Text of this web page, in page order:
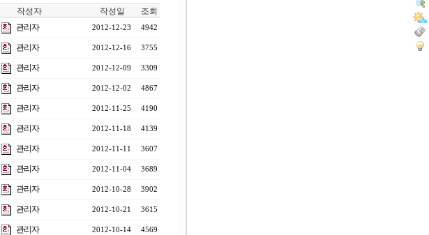
작성자 작성일 조회
관리자 2012-12-23 4942
관리자 2012-12-16 3755
관리자 2012-12-09 3309
관리자 2012-12-02 4867
관리자 2012-11-25 4190
관리자 2012-11-18 4139
관리자 2012-11-11 3607
관리자 2012-11-04 3689
관리자 2012-10-28 3902
관리자 2012-10-21 3615
관리자 2012-10-14 4569